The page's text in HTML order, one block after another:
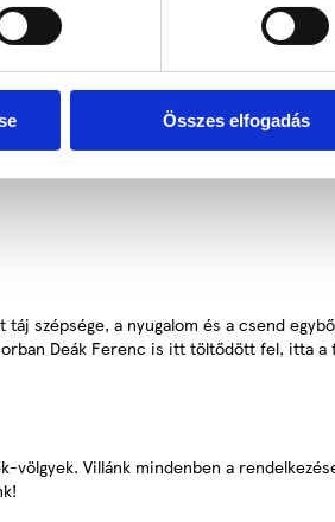
Összes elfogadás
így a hallban megmérkőzhettek egy jó
Legyen tőletek élettel teli a ház!
pohár bort és beszélgessetek egy jót.
italhűtő.
szépsége, a nyugalom és a csend
Deák Ferenc is itt töltődött fel, itta
Villánk mindenben a